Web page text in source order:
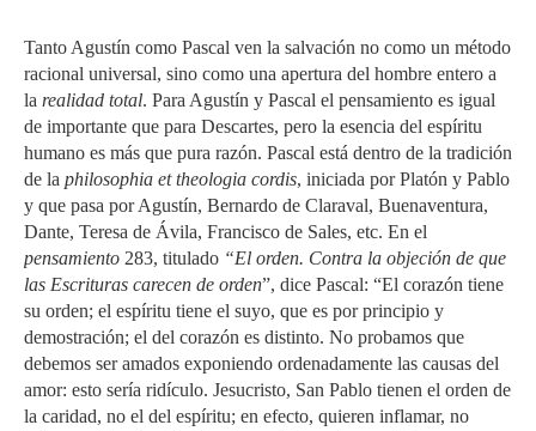
Tanto Agustín como Pascal ven la salvación no como un método
racional universal, sino como una apertura del hombre entero a
la realidad total. Para Agustín y Pascal el pensamiento es igual
de importante que para Descartes, pero la esencia del espíritu
humano es más que pura razón. Pascal está dentro de la tradición
de la philosophia et theologia cordis, iniciada por Platón y Pablo
y que pasa por Agustín, Bernardo de Claraval, Buenaventura,
Dante, Teresa de Ávila, Francisco de Sales, etc. En el
pensamiento 283, titulado “El orden. Contra la objeción de que
las Escrituras carecen de orden”, dice Pascal: “El corazón tiene
su orden; el espíritu tiene el suyo, que es por principio y
demostración; el del corazón es distinto. No probamos que
debemos ser amados exponiendo ordenadamente las causas del
amor: esto sería ridículo. Jesucristo, San Pablo tienen el orden de
la caridad, no el del espíritu; en efecto, quieren inflamar, no